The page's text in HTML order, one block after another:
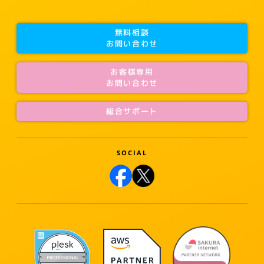
無料相談
お問い合わせ
お客様専用
お問い合わせ
総合サポート